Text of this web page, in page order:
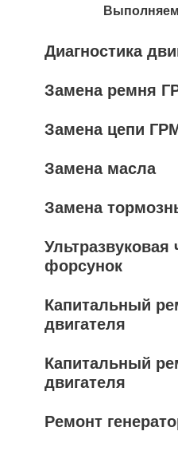
Диагностика
Замена ремня
Замена цепи
Замена масла
Замена
форсунок
Капитальный
двигателя
Капитальный
двигателя
Ремонт